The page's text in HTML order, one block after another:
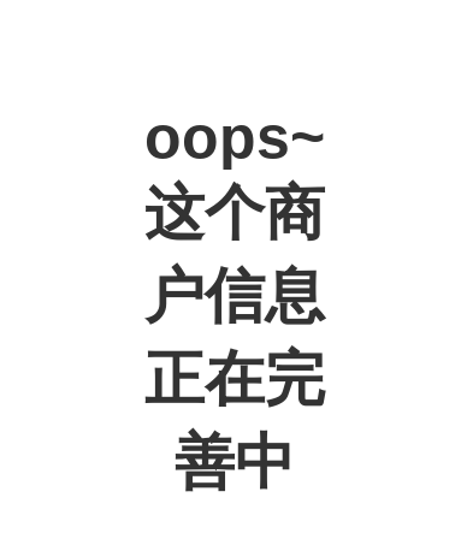
oops~
这个商
户信息
正在完
善中